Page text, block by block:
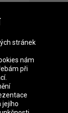
España
stránek
nám
při
jejího